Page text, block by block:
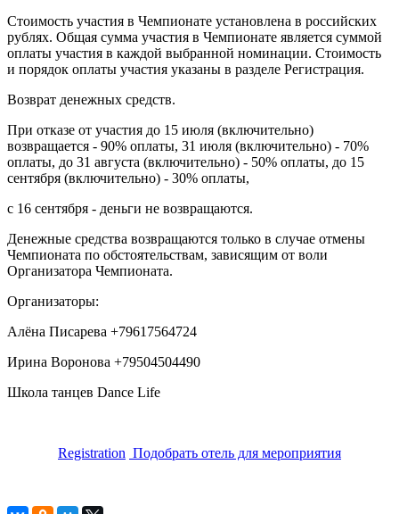
Стоимость участия в Чемпионате установлена в российских
рублях. Общая сумма участия в Чемпионате является суммой
оплаты участия в каждой выбранной номинации. Стоимость
и порядок оплаты участия указаны в разделе Регистрация.
Возврат денежных средств.
При отказе от участия до 15 июля (включительно)
возвращается - 90% оплаты, 31 июля (включительно) - 70%
оплаты, до 31 августа (включительно) - 50% оплаты, до 15
сентября (включительно) - 30% оплаты,
с 16 сентября - деньги не возвращаются.
Денежные средства возвращаются только в случае отмены
Чемпионата по обстоятельствам, зависящим от воли
Организатора Чемпионата.
Организаторы:
Алёна Писарева +79617564724
Ирина Воронова +79504504490
Школа танцев Dance Life
Registration Подобрать отель для мероприятия